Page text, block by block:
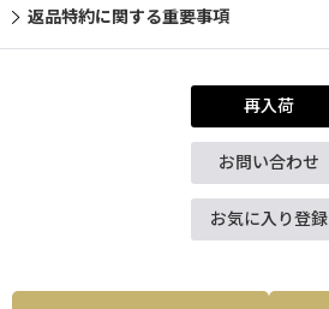
返品特約に関する重要事項
再入荷
お問い合わせ
お気に入り登録